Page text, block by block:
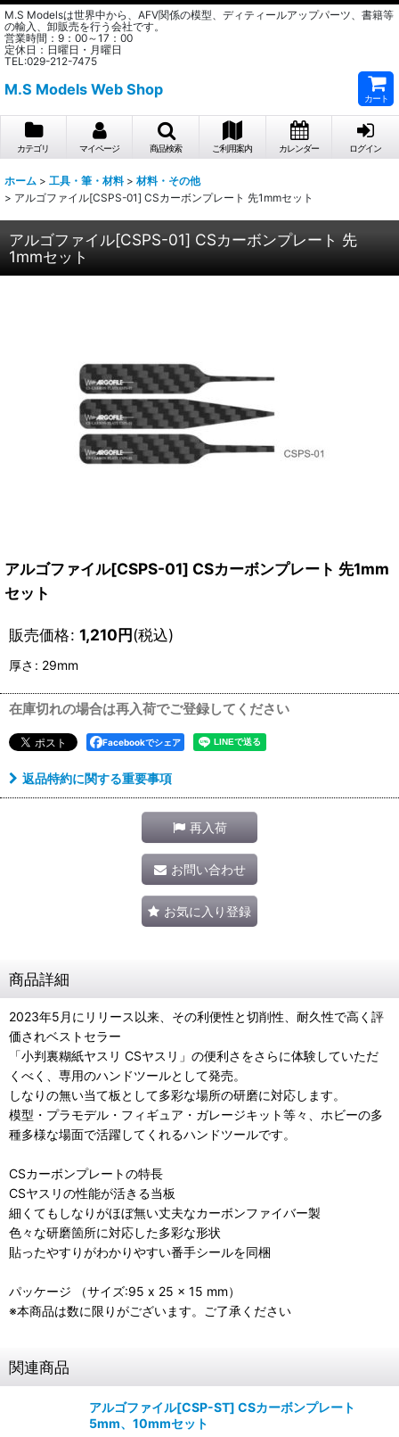
M.S Modelsは世界中から、AFV関係の模型、ディティールアップパーツ、書籍等
の輸入、卸販売を行う会社です。
営業時間：9：00～17：00
定休日：日曜日・月曜日
TEL:029-212-7475
M.S Models Web Shop
カート
カテゴリ マイページ 商品検索 ご利用案内 カレンダー ログイン
ホーム > 工具・筆・材料 > 材料・その他
> アルゴファイル[CSPS-01] CSカーボンプレート 先1mmセット
アルゴファイル[CSPS-01] CSカーボンプレート 先
1mmセット
アルゴファイル[CSPS-01] CSカーボンプレート 先1mm
セット
販売価格: 1,210円(税込)
厚さ : 29mm
在庫切れの場合は再入荷でご登録してください
Facebookでシェア
返品特約に関する重要事項
再入荷
お問い合わせ
お気に入り登録
商品詳細
2023年5月にリリース以来、その利便性と切削性、耐久性で高く評
価されベストセラー
「小判裏糊紙ヤスリ CSヤスリ」の便利さをさらに体験していただ
くべく、専用のハンドツールとして発売。
しなりの無い当て板として多彩な場所の研磨に対応します。
模型・プラモデル・フィギュア・ガレージキット等々、ホビーの多
種多様な場面で活躍してくれるハンドツールです。
CSカーボンプレートの特長
CSヤスリの性能が活きる当板
細くてもしなりがほぼ無い丈夫なカーボンファイバー製
色々な研磨箇所に対応した多彩な形状
貼ったやすりがわかりやすい番手シールを同梱
パッケージ （サイズ:95 x 25 x 15 mm）
※本商品は数に限りがございます。ご了承ください
関連商品
アルゴファイル[CSP-ST] CSカーボンプレート
5mm、10mmセット